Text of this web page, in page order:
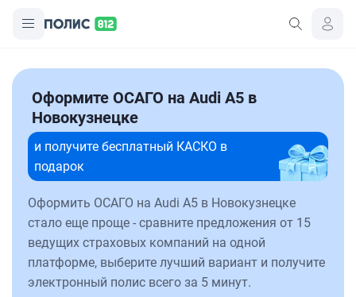
Оформите ОСАГО на Audi A5 в
Новокузнецке
и получите бесплатный КАСКО в
подарок
Оформить ОСАГО на Audi A5 в Новокузнецке
стало еще проще - сравните предложения от 15
ведущих страховых компаний на одной
платформе, выберите лучший вариант и получите
электронный полис всего за 5 минут.